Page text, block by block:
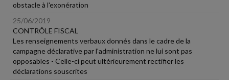
obstacle à l'exonération
25/06/2019
CONTRÔLE FISCAL
Les renseignements verbaux donnés dans le cadre de la
campagne déclarative par l'administration ne lui sont pas
opposables - Celle-ci peut ultérieurement rectifier les
déclarations souscrites